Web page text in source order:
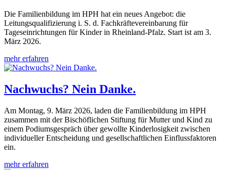
Die Familienbildung im HPH hat ein neues Angebot: die
Leitungsqualifizierung i. S. d. Fachkräftevereinbarung für
Tageseinrichtungen für Kinder in Rheinland-Pfalz. Start ist am 3.
März 2026.
mehr erfahren
Nachwuchs? Nein Danke.
Am Montag, 9. März 2026, laden die Familienbildung im HPH
zusammen mit der Bischöflichen Stiftung für Mutter und Kind zu
einem Podiumsgespräch über gewollte Kinderlosigkeit zwischen
individueller Entscheidung und gesellschaftlichen Einflussfaktoren
ein.
mehr erfahren